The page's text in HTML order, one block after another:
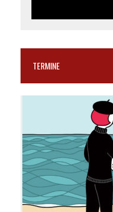
TERMINE